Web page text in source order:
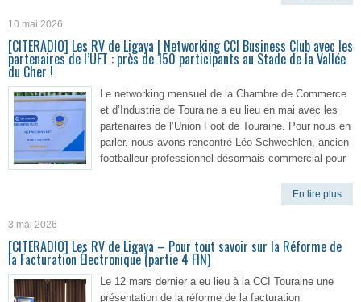
10 mai 2026
[CITERADIO] Les RV de Ligaya | Networking CCI Business Club avec les
partenaires de l’UFT : près de 150 participants au Stade de la Vallée
du Cher !
Le networking mensuel de la Chambre de Commerce
et d’Industrie de Touraine a eu lieu en mai avec les
partenaires de l’Union Foot de Touraine. Pour nous en
parler, nous avons rencontré Léo Schwechlen, ancien
footballeur professionnel désormais commercial pour
En lire plus
3 mai 2026
[CITERADIO] Les RV de Ligaya – Pour tout savoir sur la Réforme de
la Facturation Électronique (partie 4 FIN)
Le 12 mars dernier a eu lieu à la CCI Touraine une
présentation de la réforme de la facturation